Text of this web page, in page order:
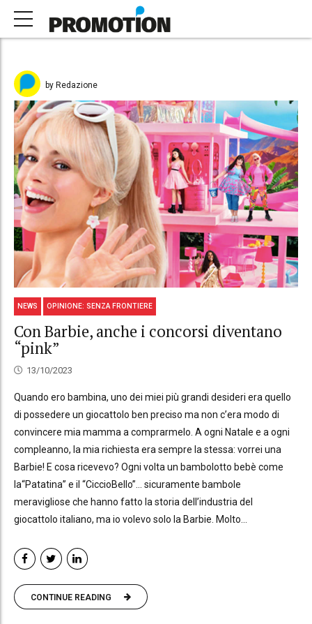
by Redazione
NEWS OPINIONE: SENZA FRONTIERE
Con Barbie, anche i concorsi diventano
“pink”
13/10/2023
Quando ero bambina, uno dei miei più grandi desideri era quello
di possedere un giocattolo ben preciso ma non c’era modo di
convincere mia mamma a comprarmelo. A ogni Natale e a ogni
compleanno, la mia richiesta era sempre la stessa: vorrei una
Barbie! E cosa ricevevo? Ogni volta un bambolotto bebè come
la“Patatina” e il “CiccioBello”… sicuramente bambole
meravigliose che hanno fatto la storia dell’industria del
giocattolo italiano, ma io volevo solo la Barbie. Molto...
CONTINUE READING